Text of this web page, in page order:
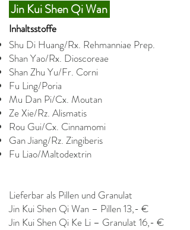
Jin Kui Shen QiWan
Inhaltsstoffe
Shu Di Huang/Rx. Rehmanniae Prep.
Shan Yao/Rx. Dioscoreae
Shan Zhu Yu/Fr. Corni
Fu Ling/Poria
Mu Dan Pi/Cx. Moutan
Ze Xie/Rz. Alismatis
Rou Gui/Cx. Cinnamomi
Gan Jiang/Rz. Zingiberis
Fu Liao/Maltodextrin
Lieferbar als Pillen und Granulat
Jin Kui Shen Qi Wan – Pillen 13,- €
Jin Kui Shen Qi Ke Li – Granulat 16,- €